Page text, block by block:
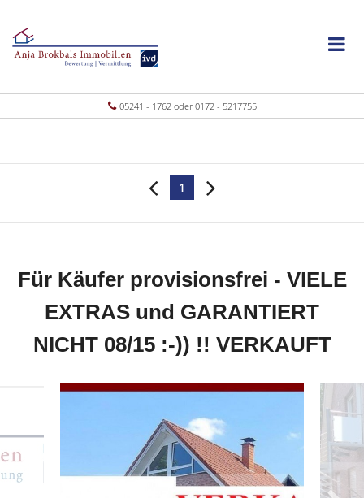
05241 - 1762 oder 0172 - 5217755
1
Für Käufer provisionsfrei - VIELE
EXTRAS und GARANTIERT
NICHT 08/15 :-)) !! VERKAUFT